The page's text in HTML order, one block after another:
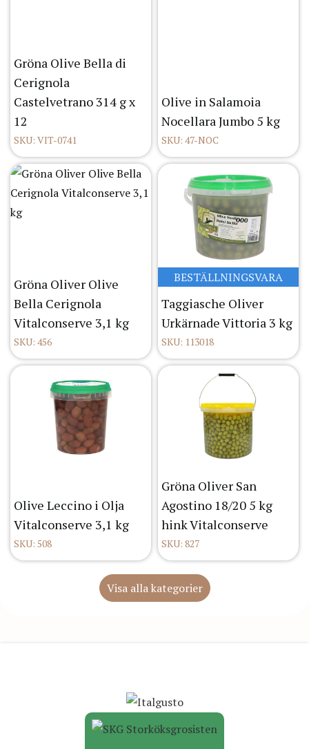
Gröna Olive Bella di
Cerignola
Castelvetrano 314 g x
12
SKU: VIT-0741
Olive in Salamoia
Nocellara Jumbo 5 kg
SKU: 47-NOC
Gröna Oliver Olive
Bella Cerignola
Vitalconserve 3,1 kg
SKU: 456
BESTÄLLNINGSVARA
Taggiasche Oliver
Urkärnade Vittoria 3 kg
SKU: 113018
Olive Leccino i Olja
Vitalconserve 3,1 kg
SKU: 508
Gröna Oliver San
Agostino 18/20 5 kg
hink Vitalconserve
SKU: 827
Visa alla kategorier